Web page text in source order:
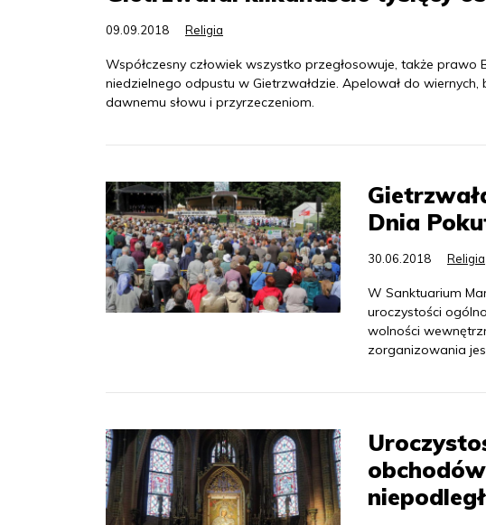
09.09.2018 Religia
Współczesny człowiek wszystko przegłosowuje, także
niedzielnego odpustu w Gietrzwałdzie. Apelował do
dawnemu słowu i przyrzeczeniom.
Dnia
30.06.2018 Religia
W Sanktuarium
uroczystości
wolności
zorganizowania